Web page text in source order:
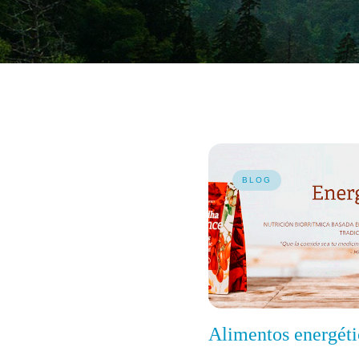
BLOG
Alimentos